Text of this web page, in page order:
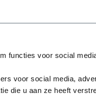
functies voor social
voor social media,
die u aan ze heeft
met behulp van een
gebruikt worden!